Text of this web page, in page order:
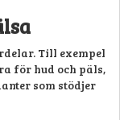
Till exempel
för hud och päls,
som stödjer